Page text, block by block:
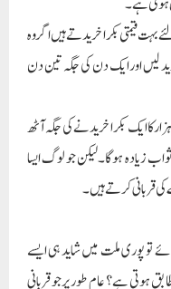
بہت قیمتی بکرا خریدتے ہیں اگر وہ
لیں اور ایک دن کی جگہ تین دن
کا ایک بکرا خریدنے کی جگہ آٹھ
زیادہ ہوگا۔لیکن جو لوگ ایسا
قربانی کرتے ہیں۔
تو پوری ملت میں شاید ہی ایسے
ہوتی ہے ؟ عام طور پر جو قربانی